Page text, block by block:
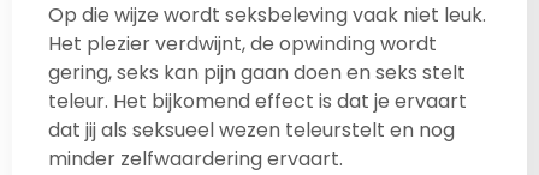
Op die wijze wordt seksbeleving vaak niet leuk.
Het plezier verdwijnt, de opwinding wordt
gering, seks kan pijn gaan doen en seks stelt
teleur. Het bijkomend effect is dat je ervaart
dat jij als seksueel wezen teleurstelt en nog
minder zelfwaardering ervaart.